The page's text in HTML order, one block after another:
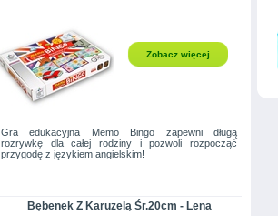
Zobacz więcej
Gra edukacyjna Memo Bingo zapewni długą
rozrywkę dla całej rodziny i pozwoli rozpocząć
przygodę z językiem angielskim!
Bębenek Z Karuzelą Śr.20cm - Lena